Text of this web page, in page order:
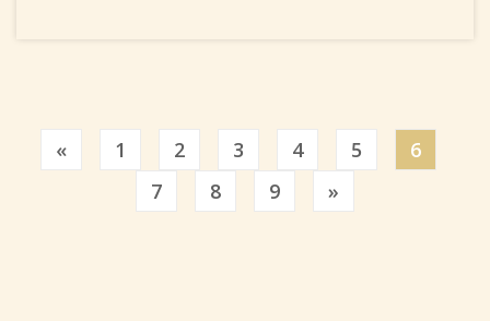
«Previous
1 2 3 4 5
6
7
8 9 »